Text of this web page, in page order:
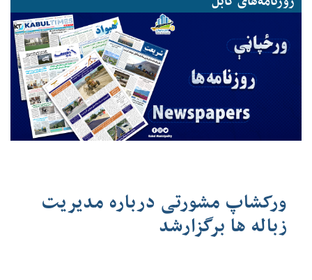
ورکشاپ مشورتی درباره مدیریت
زباله ها برگزارشد